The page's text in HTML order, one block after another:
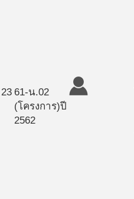
23 61-น.02
(โครงการ)ปี
2562